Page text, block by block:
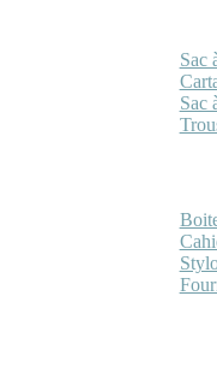
Sac
Sac